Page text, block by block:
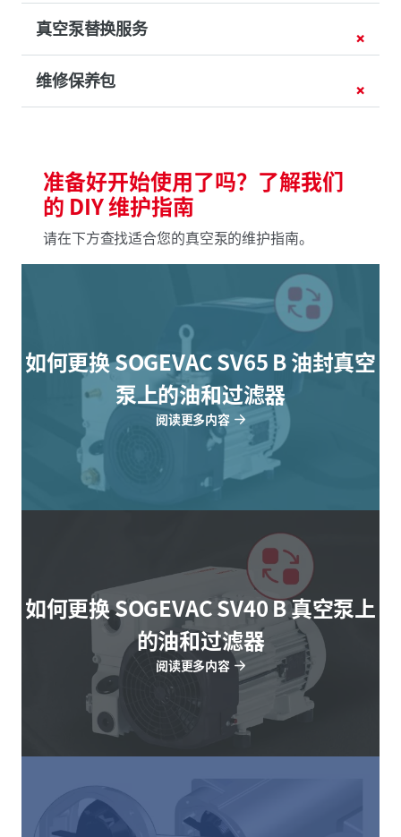
真空泵替换服务
维修保养包
准备好开始使用了吗？了解我们
的 DIY 维护指南
请在下方查找适合您的真空泵的维护指南。
如何更换 SOGEVAC SV65 B 油封真空
泵上的油和过滤器
阅读更多内容
如何更换 SOGEVAC SV40 B 真空泵上
的油和过滤器
阅读更多内容